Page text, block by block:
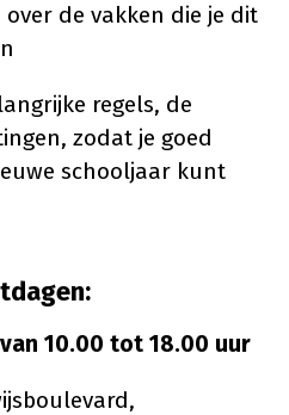
de vakken die je dit
regels, de
zodat je goed
schooljaar kunt
10.00 tot 18.00 uur